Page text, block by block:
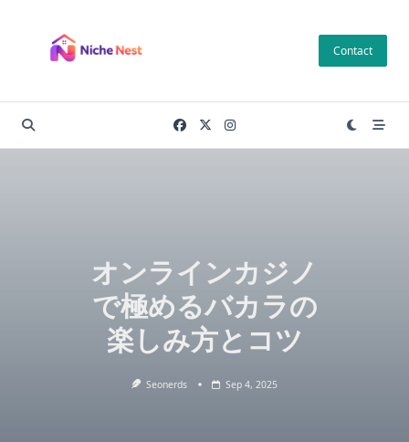
content
Contact
オンラインカジノ
で極めるバカラの
楽しみ方とコツ
Seonerds Sep 4, 2025